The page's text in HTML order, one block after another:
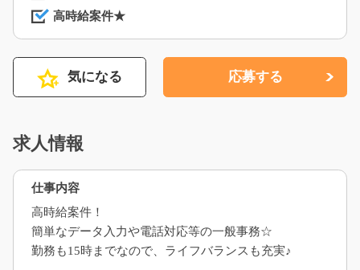
高時給案件★
気になる 応募する
求人情報
仕事内容
高時給案件！
簡単なデータ入力や電話対応等の一般事務☆
勤務も15時までなので、ライフバランスも充実♪